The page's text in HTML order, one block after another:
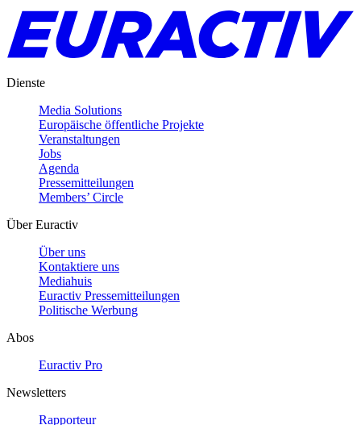
Dienste
Media Solutions
Europäische öffentliche Projekte
Veranstaltungen
Jobs
Agenda
Pressemitteilungen
Members’ Circle
Über Euractiv
Über uns
Kontaktiere uns
Mediahuis
Euractiv Pressemitteilungen
Politische Werbung
Abos
Euractiv Pro
Newsletters
Rapporteur